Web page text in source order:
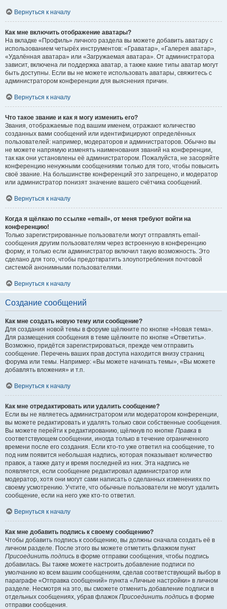
Вернуться к началу
Как мне включить отображение аватары?
На вкладке «Профиль» личного раздела вы можете добавить аватару с
использованием четырёх инструментов: «Граватар», «Галерея аватар»,
«Удалённая аватара» или «Загружаемая аватара». От администратора
зависит, включена ли поддержка аватар, а также какие типы аватар могут
быть доступны. Если вы не можете использовать аватары, свяжитесь с
администратором конференции для выяснения причин.
Вернуться к началу
Что такое звание и как я могу изменить его?
Звания, отображаемые под вашим именем, отражают количество
созданных вами сообщений или идентифицируют определённых
пользователей: например, модераторов и администраторов. Обычно вы
не можете напрямую изменять наименования званий на конференции,
так как они установлены её администратором. Пожалуйста, не засоряйте
конференцию ненужными сообщениями только для того, чтобы повысить
своё звание. На большинстве конференций это запрещено, и модератор
или администратор понизят значение вашего счётчика сообщений.
Вернуться к началу
Когда я щёлкаю по ссылке «email», от меня требуют войти на
конференцию!
Только зарегистрированные пользователи могут отправлять email-
сообщения другим пользователям через встроенную в конференцию
форму, и только если администратор включил такую возможность. Это
сделано для того, чтобы предотвратить злоупотребления почтовой
системой анонимными пользователями.
Вернуться к началу
Создание сообщений
Как мне создать новую тему или сообщение?
Для создания новой темы в форуме щёлкните по кнопке «Новая тема».
Для размещения сообщения в теме щёлкните по кнопке «Ответить».
Возможно, придётся зарегистрироваться, прежде чем отправить
сообщение. Перечень ваших прав доступа находится внизу страниц
форума или темы. Например: «Вы можете начинать темы», «Вы можете
добавлять вложения» и т.п.
Вернуться к началу
Как мне отредактировать или удалить сообщение?
Если вы не являетесь администратором или модератором конференции,
вы можете редактировать и удалять только свои собственные сообщения.
Вы можете перейти к редактированию, щёлкнув по кнопке Правка в
соответствующем сообщении, иногда только в течение ограниченного
времени после его создания. Если кто-то уже ответил на сообщение, то
под ним появится небольшая надпись, которая показывает количество
правок, а также дату и время последней из них. Эта надпись не
появляется, если сообщение редактировал администратор или
модератор, хотя они могут сами написать о сделанных изменениях по
своему усмотрению. Учтите, что обычные пользователи не могут удалить
сообщение, если на него уже кто-то ответил.
Вернуться к началу
Как мне добавить подпись к своему сообщению?
Чтобы добавить подпись к сообщению, вы должны сначала создать её в
личном разделе. После этого вы можете отметить флажком пункт
Присоединить подпись в форме отправки сообщения, чтобы подпись
добавилась. Вы также можете настроить добавление подписи по
умолчанию ко всем вашим сообщениям, сделав соответствующий выбор в
параграфе «Отправка сообщений» пункта «Личные настройки» в личном
разделе. Несмотря на это, вы сможете отменить добавление подписи в
отдельных сообщениях, убрав флажок Присоединить подпись в форме
отправки сообщения.